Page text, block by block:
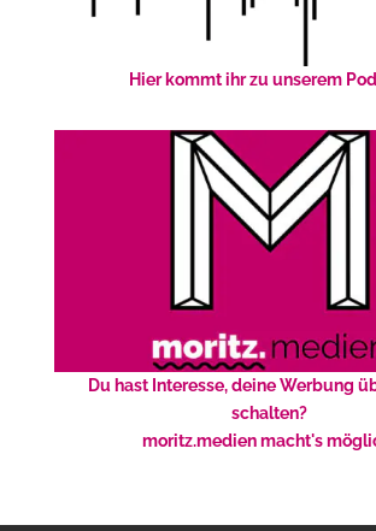
Hier kommt ihr zu unserem
Du hast Interesse, deine Werbung
schalten?
moritz.medien macht's